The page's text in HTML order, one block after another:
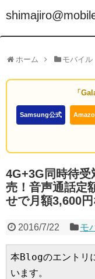
ホーム モバイル
「
Samsung公式
4G+3G同時待
売！音声通話定
せで月額3,600
2016/7/22 モ
本Blogのエントリ
います。